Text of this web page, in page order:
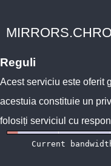
Reguli
Acest serviciu este oferit
acestuia constituie un
folosiți serviciul cu